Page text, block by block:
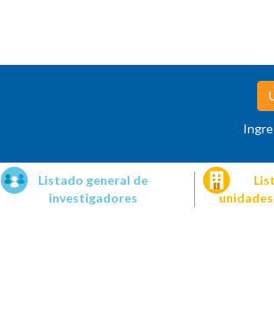
Listado general de
investigadores